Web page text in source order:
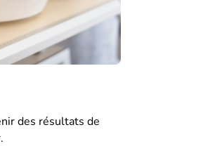
des résultats de